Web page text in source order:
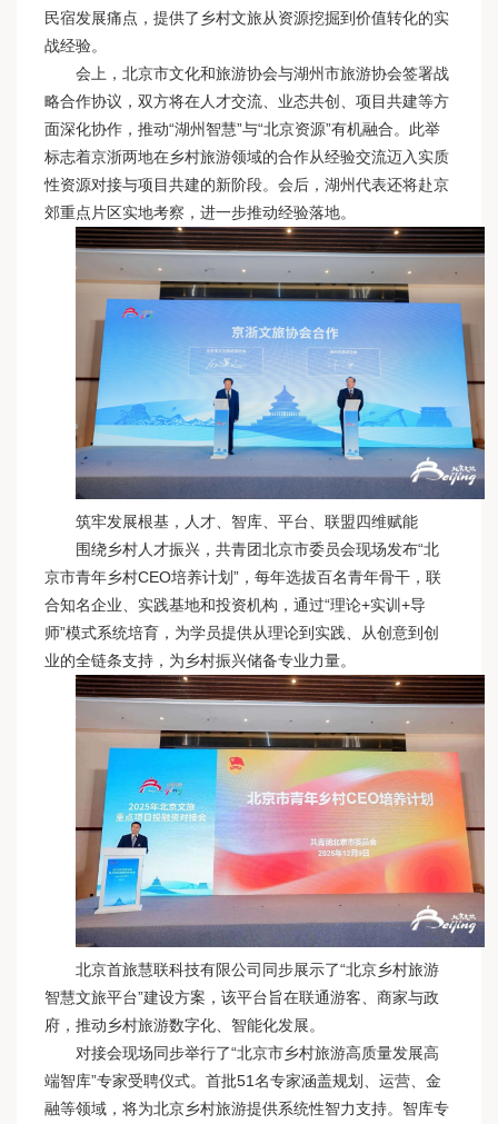
民宿发展痛点，提供了乡村文旅从资源挖掘到价值转化的实
战经验。
会上，北京市文化和旅游协会与湖州市旅游协会签署战
略合作协议，双方将在人才交流、业态共创、项目共建等方
面深化协作，推动“湖州智慧”与“北京资源”有机融合。此举
标志着京浙两地在乡村旅游领域的合作从经验交流迈入实质
性资源对接与项目共建的新阶段。会后，湖州代表还将赴京
郊重点片区实地考察，进一步推动经验落地。
筑牢发展根基，人才、智库、平台、联盟四维赋能
围绕乡村人才振兴，共青团北京市委员会现场发布“北
京市青年乡村CEO培养计划”，每年选拔百名青年骨干，联
合知名企业、实践基地和投资机构，通过“理论+实训+导
师”模式系统培育，为学员提供从理论到实践、从创意到创
业的全链条支持，为乡村振兴储备专业力量。
北京首旅慧联科技有限公司同步展示了“北京乡村旅游
智慧文旅平台”建设方案，该平台旨在联通游客、商家与政
府，推动乡村旅游数字化、智能化发展。
对接会现场同步举行了“北京市乡村旅游高质量发展高
端智库”专家受聘仪式。首批51名专家涵盖规划、运营、金
融等领域，将为北京乡村旅游提供系统性智力支持。智库专